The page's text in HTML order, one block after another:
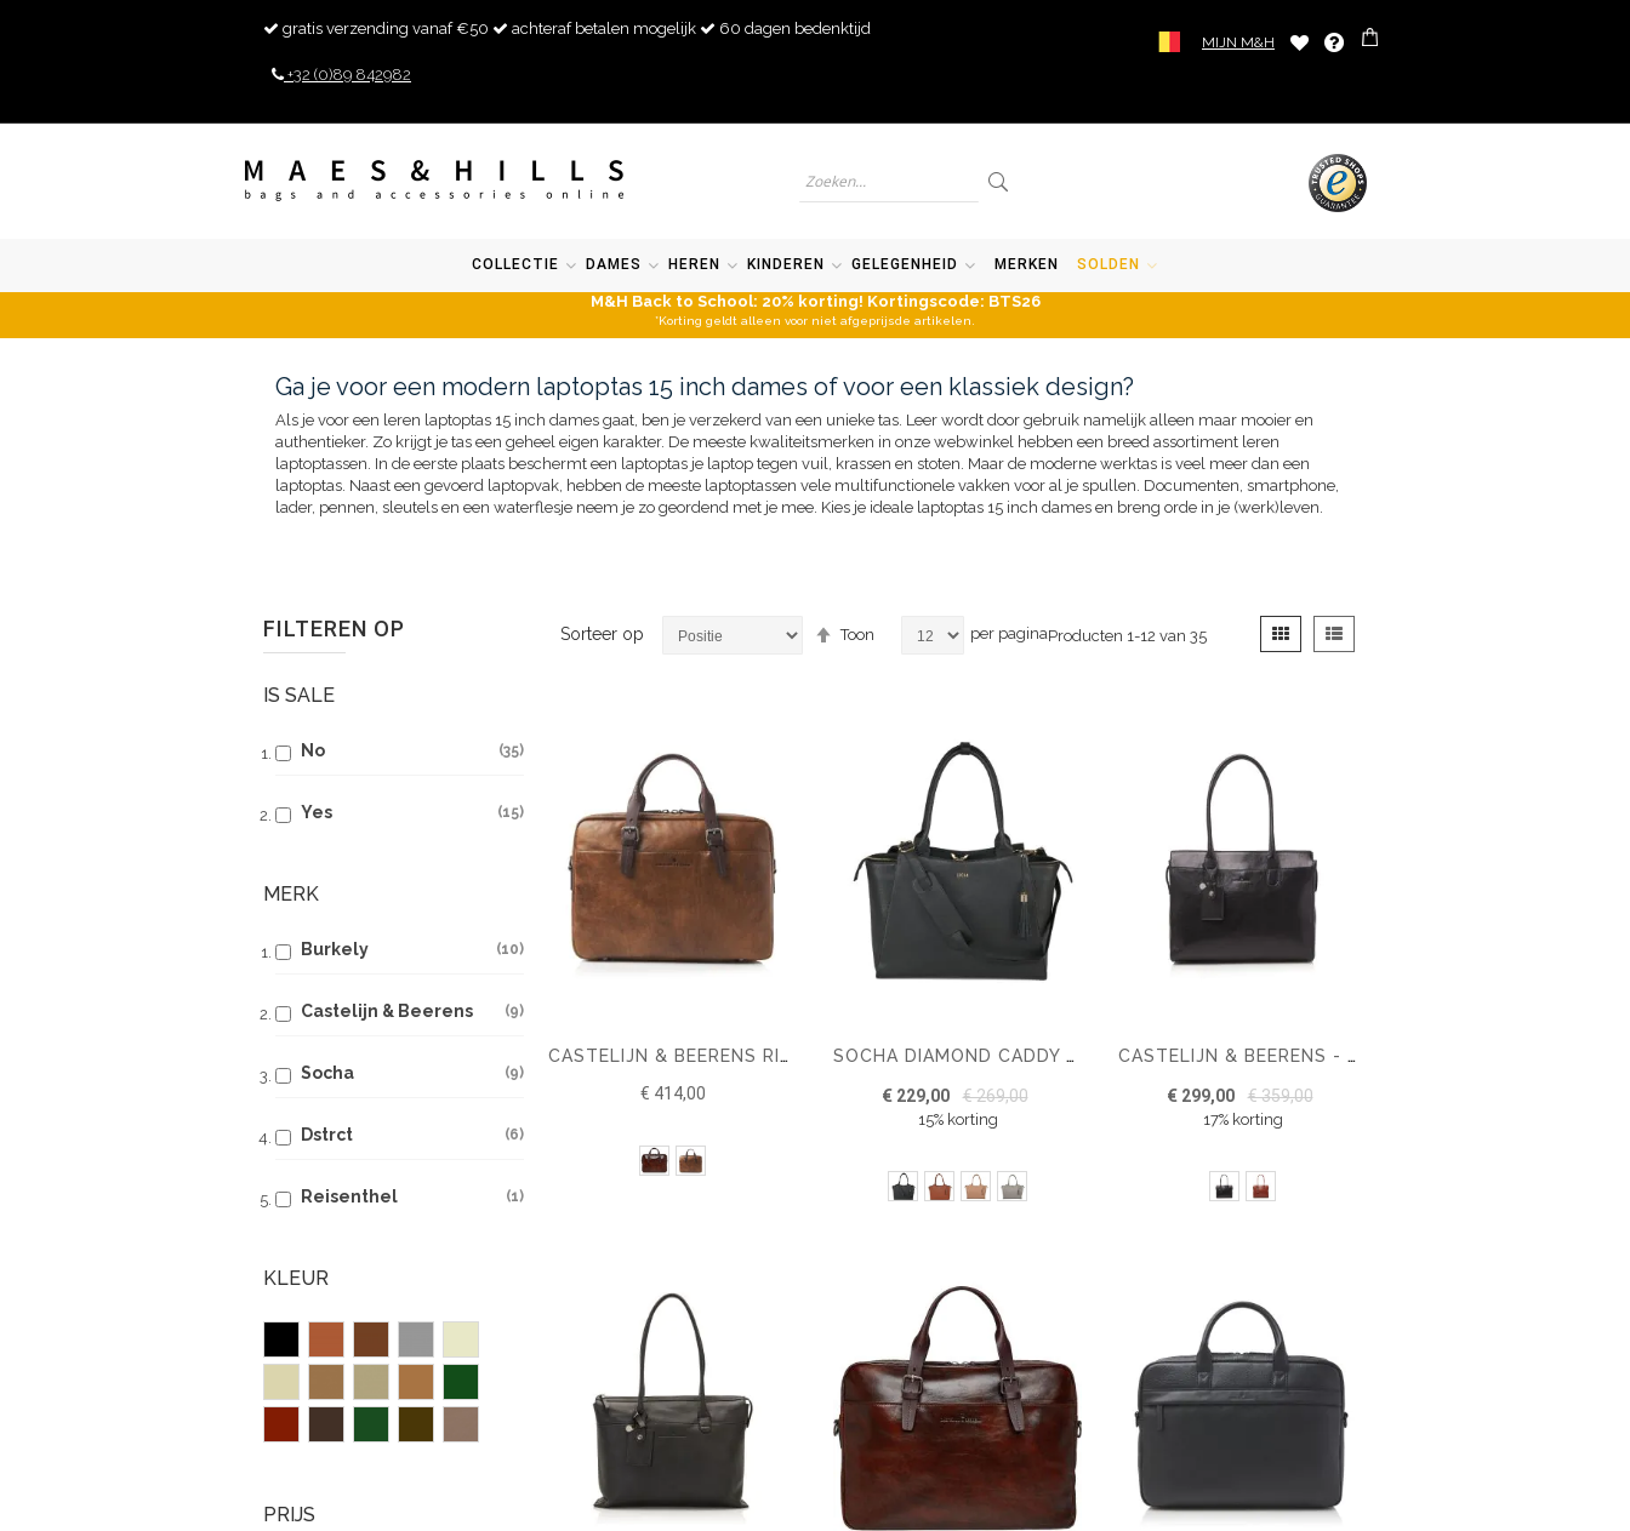
gratis verzending vanaf €50 achteraf betalen mogelijk 60 dagen bedenktijd
+32 (0)89 842982
MIJN M&H
COLLECTIE DAMES HEREN KINDEREN GELEGENHEID MERKEN SOLDEN
M&H Back to School: 20% korting! Kortingscode: BTS26
*Korting geldt alleen voor niet afgeprijsde artikelen.
Ga je voor een modern laptoptas 15 inch dames of voor een klassiek design?
Als je voor een leren laptoptas 15 inch dames gaat, ben je verzekerd van een unieke tas. Leer wordt door gebruik namelijk alleen maar mooier en
authentieker. Zo krijgt je tas een geheel eigen karakter. De meeste kwaliteitsmerken in onze webwinkel hebben een breed assortiment leren
laptoptassen. In de eerste plaats beschermt een laptoptas je laptop tegen vuil, krassen en stoten. Maar de moderne werktas is veel meer dan een
laptoptas. Naast een gevoerd laptopvak, hebben de meeste laptoptassen vele multifunctionele vakken voor al je spullen. Documenten, smartphone,
lader, pennen, sleutels en een waterflesje neem je zo geordend met je mee. Kies je ideale laptoptas 15 inch dames en breng orde in je (werk)leven.
Sorteer op
Van
Toon per paginaProducten 1-12 van 35
Tonen
als
Foto-
tabel
Lijst
CASTELIJN & BEERENS RIEN LAPTOPTAS 15.6'' RFID
€ 414,00
SOCHA DIAMOND CADDY 15″-17.3″ LAPTOP BAG
€ 229,00 € 269,00
15% korting
CASTELIJN & BEERENS - GAUCHO ELLEN SCHOUDERTAS 15,6 RFID
€ 299,00 € 359,00
17% korting
FILTEREN OP
IS SALE
No 35
Yes 15
MERK
Burkely 10
Castelijn & Beerens 9
Socha 9
Dstrct 6
Reisenthel 1
KLEUR
PRIJS